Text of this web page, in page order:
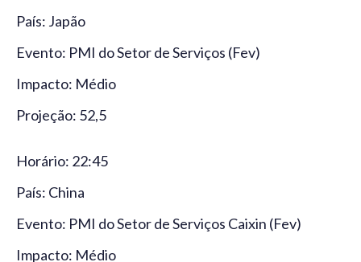
País: Japão
Evento: PMI do Setor de Serviços (Fev)
Impacto: Médio
Projeção: 52,5
Horário: 22:45
País: China
Evento: PMI do Setor de Serviços Caixin (Fev)
Impacto: Médio